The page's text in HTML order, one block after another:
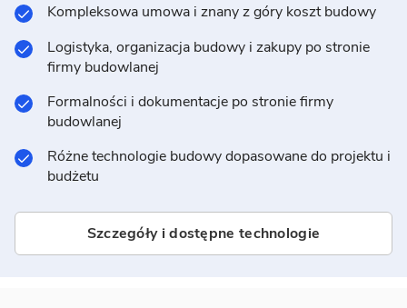
Kompleksowa umowa i znany z góry koszt budowy
Logistyka, organizacja budowy i zakupy po stronie
firmy budowlanej
Formalności i dokumentacje po stronie firmy
budowlanej
Różne technologie budowy dopasowane do projektu i
budżetu
Szczegóły i dostępne technologie